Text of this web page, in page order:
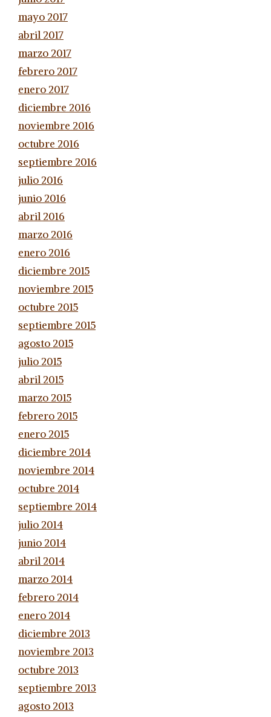
mayo 2017
abril 2017
marzo 2017
febrero 2017
enero 2017
diciembre 2016
noviembre 2016
octubre 2016
septiembre 2016
julio 2016
junio 2016
abril 2016
marzo 2016
enero 2016
diciembre 2015
noviembre 2015
octubre 2015
septiembre 2015
agosto 2015
julio 2015
abril 2015
marzo 2015
febrero 2015
enero 2015
diciembre 2014
noviembre 2014
octubre 2014
septiembre 2014
julio 2014
junio 2014
abril 2014
marzo 2014
febrero 2014
enero 2014
diciembre 2013
noviembre 2013
octubre 2013
septiembre 2013
agosto 2013